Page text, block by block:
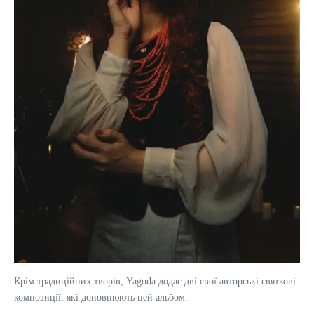
Крім традиційних творів, Yagoda додає дві свої авторські святкові
композиції, які доповнюють цей альбом.